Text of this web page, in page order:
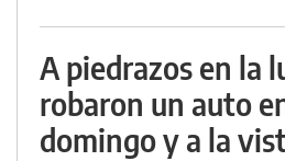
A piedrazos en la
robaron un auto
domingo y a la